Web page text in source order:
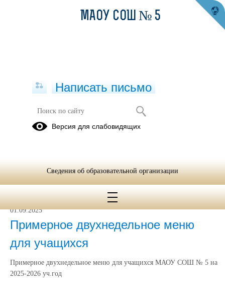
Меню
01.09.2025
Примерное двухнедельное меню
для учащихся
Примерное двухнедельное меню для учащихся МАОУ СОШ № 5 на
2025-2026 уч.год
МАОУ СОШ № 5
Написать письмо
Версия для слабовидящих
Сведения об образовательной организации